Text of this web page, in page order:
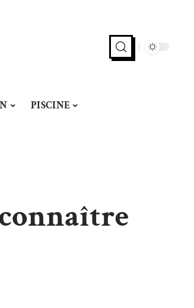
PISCINE